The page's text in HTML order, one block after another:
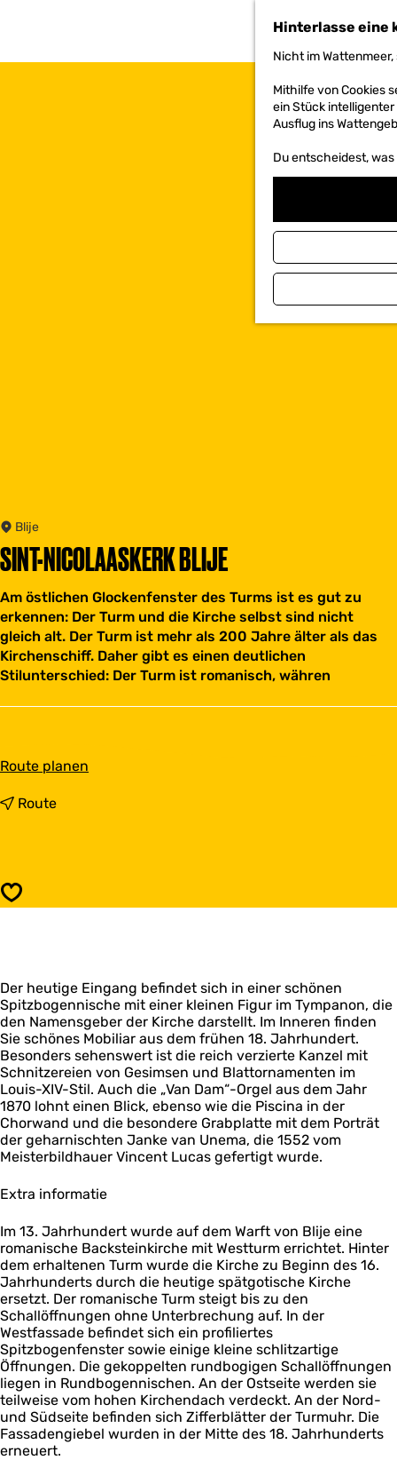
Hinterlasse eine
Nicht im
Mithilfe von Cookies
ein Stück
Ausflug ins
Du entscheidest,
S
SINT-NICOLAASKERK BLIJE
Blije
Am östlichen Glockenfenster des Turms ist es gut zu
erkennen: Der Turm und die Kirche selbst sind nicht
gleich alt. Der Turm ist mehr als 200 Jahre älter als das
Kirchenschiff. Daher gibt es einen deutlichen
Stilunterschied: Der Turm ist romanisch, währen
Der heutige Eingang befindet sich in einer schönen
Spitzbogennische mit einer kleinen Figur im Tympanon, die
den Namensgeber der Kirche darstellt. Im Inneren finden
Sie schönes Mobiliar aus dem frühen 18. Jahrhundert.
Besonders sehenswert ist die reich verzierte Kanzel mit
Schnitzereien von Gesimsen und Blattornamenten im
Louis-XIV-Stil. Auch die „Van Dam“-Orgel aus dem Jahr
1870 lohnt einen Blick, ebenso wie die Piscina in der
Chorwand und die besondere Grabplatte mit dem Porträt
der geharnischten Janke van Unema, die 1552 vom
Meisterbildhauer Vincent Lucas gefertigt wurde.
Extra informatie
Im 13. Jahrhundert wurde auf dem Warft von Blije eine
romanische Backsteinkirche mit Westturm errichtet. Hinter
dem erhaltenen Turm wurde die Kirche zu Beginn des 16.
Jahrhunderts durch die heutige spätgotische Kirche
ersetzt. Der romanische Turm steigt bis zu den
Schallöffnungen ohne Unterbrechung auf. In der
Westfassade befindet sich ein profiliertes
Spitzbogenfenster sowie einige kleine schlitzartige
Öffnungen. Die gekoppelten rundbogigen Schallöffnungen
liegen in Rundbogennischen. An der Ostseite werden sie
teilweise vom hohen Kirchendach verdeckt. An der Nord-
und Südseite befinden sich Zifferblätter der Turmuhr. Die
Fassadengiebel wurden in der Mitte des 18. Jahrhunderts
erneuert.
Route planen
a
a
s
k
e
r
k
B
l
i
j
Routeb
t
o
l
a
a
s
k
e
r
k
B
l
j
Speichern